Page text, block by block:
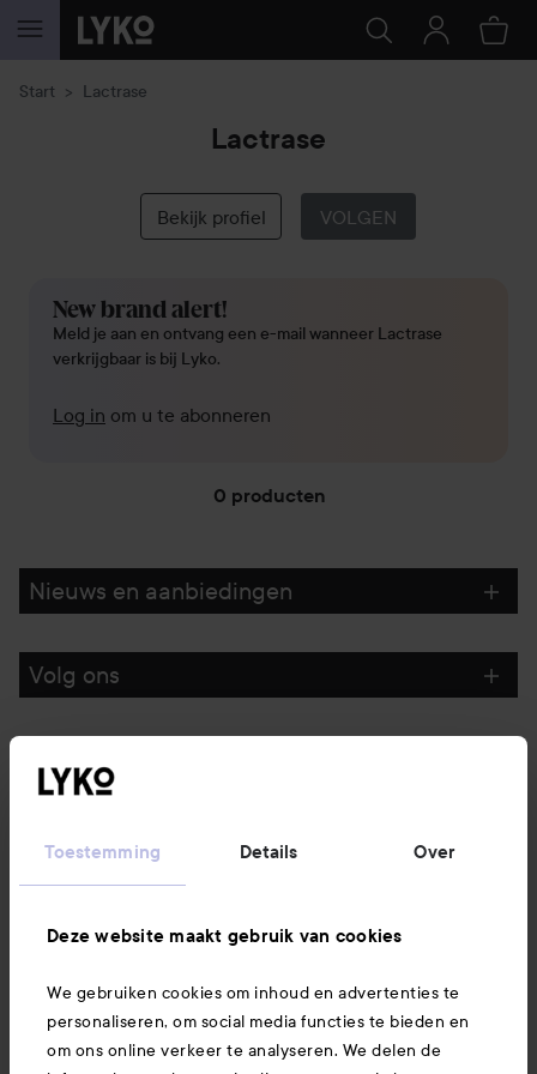
Toestemming Details Over
Deze website maakt gebruik van cookies
We gebruiken cookies om inhoud en advertenties te
personaliseren, om social media functies te bieden en
om ons online verkeer te analyseren. We delen de
GA NAAR INHOUD
Start Lactrase
Lactrase
Bekijk profiel VOLGEN
New brand alert!
Meld je aan en ontvang een e-mail wanneer Lactrase
verkrijgbaar is bij Lyko.
Log in om u te abonneren
0 producten
GA NAAR FILTER
Nieuws en aanbiedingen
Volg ons
Informatie
Ook interessant
Download hier onze app